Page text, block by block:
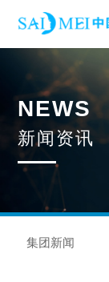
业务范围
核心业务 合作
研发优势 管理
NEWS
新闻资讯
集团新闻